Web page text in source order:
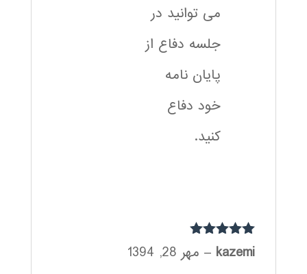
می توانید در
جلسه دفاع از
پایان نامه
خود دفاع
کنید.
نمره5از 5kazemi
– مهر 28, 1394